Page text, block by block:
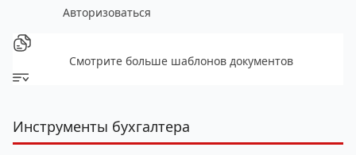
Авторизоваться
Смотрите больше шаблонов документов
Инструменты бухгалтера